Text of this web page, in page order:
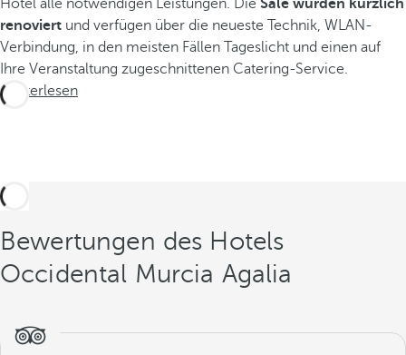
Hotel alle notwendigen Leistungen. Die Säle wurden kürzlich
renoviert und verfügen über die neueste Technik, WLAN-
Verbindung, in den meisten Fällen Tageslicht und einen auf
Ihre Veranstaltung zugeschnittenen Catering-Service.
Weiterlesen
Bewertungen des Hotels
Occidental Murcia Agalia